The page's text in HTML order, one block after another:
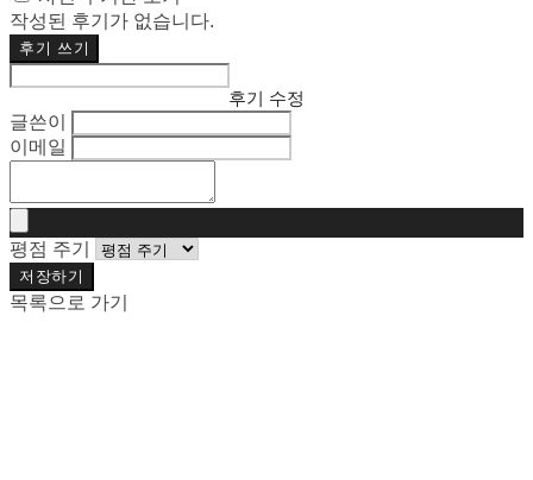
작성된 후기가 없습니다.
후기 쓰기
후기 수정
글쓴이
이메일
평점 주기
저장하기
목록으로 가기